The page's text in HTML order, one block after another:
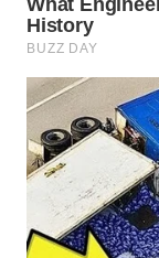
SUMEDANG
WN
CIANJUR
KEPULAUAN
SERIBU